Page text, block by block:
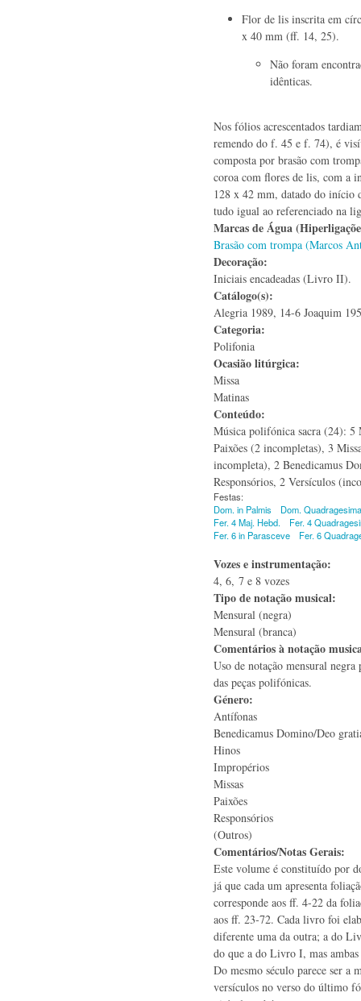
Flor de lis inscrita em
x 40 mm (ff. 14, 25).
Não foram
idênticas.
Nos fólios acrescentados
remendo do f. 45 e f. 74), é
composta por brasão com
coroa com flores de lis, com a
128 x 42 mm, datado do início
tudo igual ao referenciado na
Marcas de Água
Brasão com trompa (Marcos
Decoração:
Iniciais encadeadas (Livro II).
Catálogo(s):
Alegria 1989, 14-6 Joaquim
Categoria:
Polifonia
Ocasião litúrgica:
Missa
Matinas
Conteúdo:
Música polifónica sacra (24): 5
Paixões (2 incompletas), 3
incompleta), 2 Benedicamus
Responsórios, 2 Versículos
Festas:
Dom. in Palmis
Dom.
Fer. 4 Maj. Hebd.
Fer. 4
Fer. 6 in Parasceve
Fer. 6
Vozes e instrumentação:
4, 6, 7 e 8 vozes
Tipo de notação musical:
Mensural (negra)
Mensural (branca)
Comentários à notação
Uso de notação mensural negra
das peças polifónicas.
Género:
Antífonas
Benedicamus Domino/Deo
Hinos
Impropérios
Missas
Paixões
Responsórios
(Outros)
Comentários/Notas Gerais:
Este volume é constituído por
já que cada um apresenta
corresponde aos ff. 4-22 da
aos ff. 23-72. Cada livro foi
diferente uma da outra; a do
do que a do Livro I, mas
Do mesmo século parece ser a
versículos no verso do último